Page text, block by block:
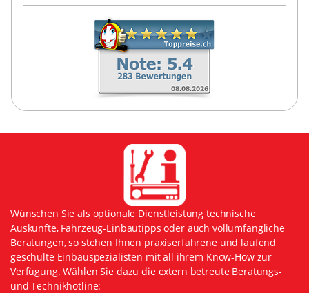
Wünschen Sie als optionale Dienstleistung technische
Auskünfte, Fahrzeug-Einbautipps oder auch vollumfängliche
Beratungen, so stehen Ihnen praxiserfahrene und laufend
geschulte Einbauspezialisten mit all ihrem Know-How zur
Verfügung. Wählen Sie dazu die extern betreute Beratungs-
und Technikhotline: